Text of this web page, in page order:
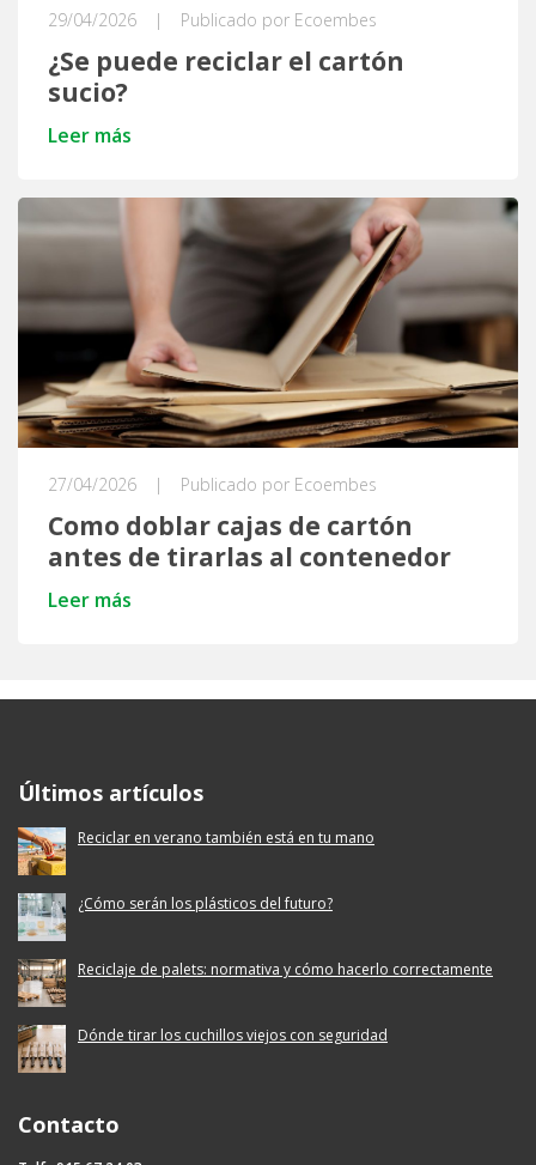
29/04/2026 | Publicado por Ecoembes
¿Se puede reciclar el cartón
sucio?
Leer más
27/04/2026 | Publicado por Ecoembes
Como doblar cajas de cartón
antes de tirarlas al contenedor
Leer más
Últimos artículos
Reciclar en verano también está en tu mano
¿Cómo serán los plásticos del futuro?
Reciclaje de palets: normativa y cómo hacerlo correctamente
Dónde tirar los cuchillos viejos con seguridad
Contacto